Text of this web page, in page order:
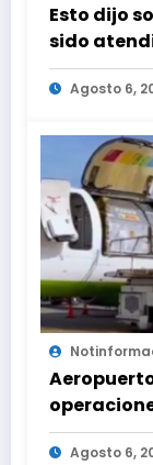
Esto dijo
sido
Agosto 6,
vuelo
Agosto 6,